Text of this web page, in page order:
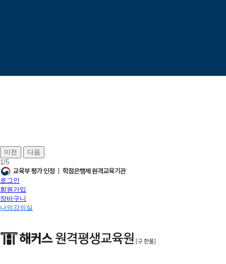
이전
다음
1/5
로그인
회원가입
장바구니
나의강의실